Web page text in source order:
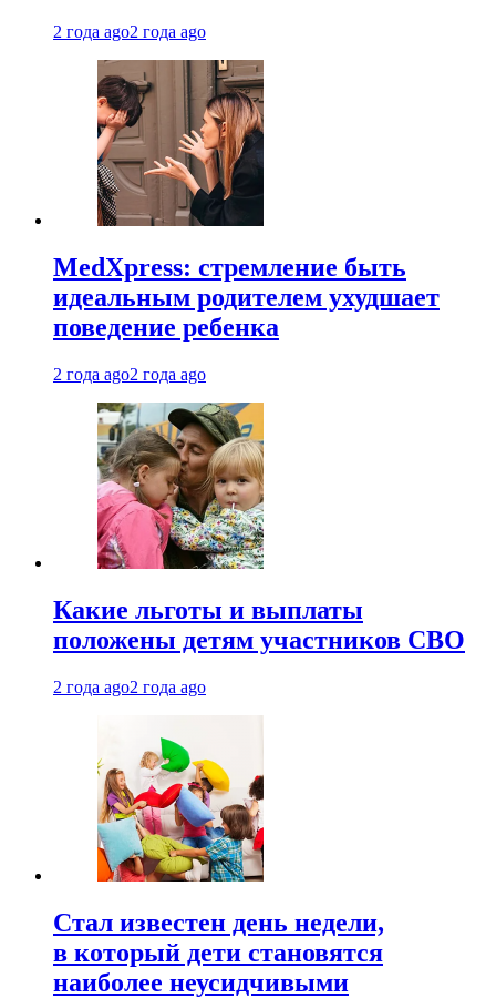
2 года ago2 года ago
MedXpress: стремление быть
идеальным родителем ухудшает
поведение ребенка
2 года ago2 года ago
Какие льготы и выплаты
положены детям участников СВО
2 года ago2 года ago
Стал известен день недели,
в который дети становятся
наиболее неусидчивыми